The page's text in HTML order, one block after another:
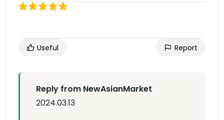
Useful Report
Reply from NewAsianMarket
2024.03.13